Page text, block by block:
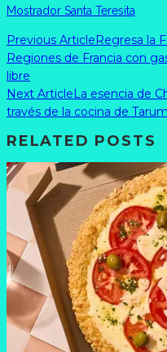
Mostrador Santa Teresita
Previous Article Regresa la
Regiones de Francia con
libre
Next Article La esencia de
través de la cocina de
RELATED POSTS